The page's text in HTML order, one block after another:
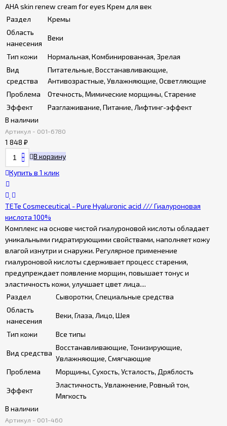
AHA skin renew cream for eyes Крем для век
Раздел
Кремы
Область
нанесения
Веки
Тип кожи
Нормальная, Комбинированная, Зрелая
Вид
средства
Питательные, Восстанавливающие,
Антивозрастные, Увлажняющие, Осветляющие
Проблема
Отечность, Мимические морщины, Старение
Эффект
Разглаживание, Питание, Лифтинг-эффект
В наличии
Артикул - 001-6780
1 848 ₽
В корзину
Купить в 1 клик
TETe Cosmeceutical - Pure Hyaluronic acid /// Гиалуроновая
кислота 100%
Комплекс на основе чистой гиалуроновой кислоты обладает
уникальными гидратирующими свойствами, наполняет кожу
влагой изнутри и снаружи. Регулярное применение
гиалуроновой кислоты сдерживает процесс старения,
предупреждает появление морщин, повышает тонус и
эластичность кожи, улучшает цвет лица....
Раздел
Сыворотки, Специальные средства
Область
нанесения
Веки, Глаза, Лицо, Шея
Тип кожи Все типы
Вид средства
Восстанавливающие, Тонизирующие,
Увлажняющие, Смягчающие
Проблема
Морщины, Сухость, Усталость, Дряблость
Эффект
Эластичность, Увлажнение, Ровный тон,
Мягкость
В наличии
Артикул - 001-460